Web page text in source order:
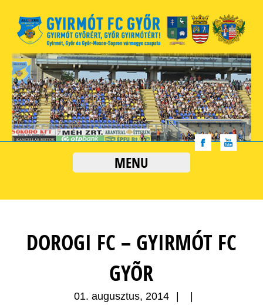
MENU
DOROGI FC – GYIRMÓT FC
GYÕR
01. augusztus, 2014